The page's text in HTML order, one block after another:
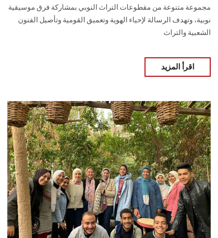
مجموعة متنوعة من مقطوعات التراث النوبي بمشاركة فرق موسيقية
نوبية، وتهدف الرسالة لإحياء الهوية وتعميق القومية وتأصيل الفنون
الشعبية والتراث
اقرأ المزيد